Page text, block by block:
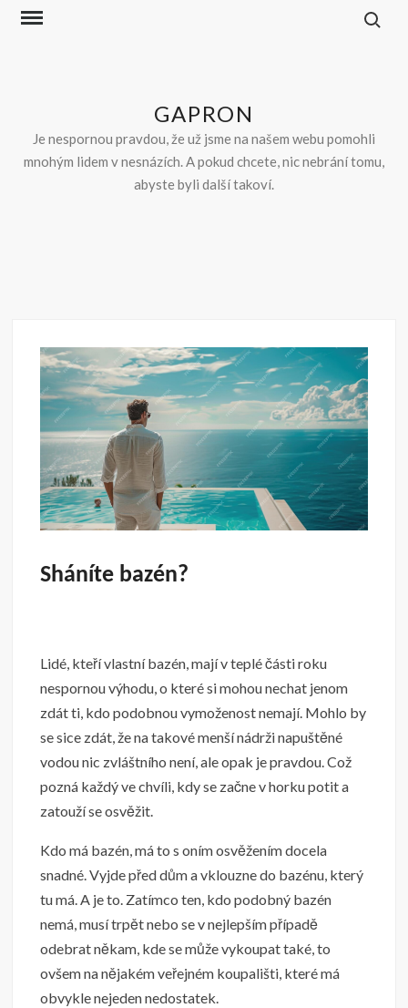
Skip
GAPRON
Je nespornou pravdou, že už jsme na našem webu pomohli
mnohým lidem v nesnázích. A pokud chcete, nic nebrání tomu,
abyste byli další takoví.
Sháníte bazén?
Lidé, kteří vlastní bazén, mají v teplé části roku
nespornou výhodu, o které si mohou nechat jenom
zdát ti, kdo podobnou vymoženost nemají. Mohlo by
se sice zdát, že na takové menší nádrži napuštěné
vodou nic zvláštního není, ale opak je pravdou. Což
pozná každý ve chvíli, kdy se začne v horku potit a
zatouží se osvěžit.
Kdo má bazén, má to s oním osvěžením docela
snadné. Vyjde před dům a vklouzne do bazénu, který
tu má. A je to. Zatímco ten, kdo podobný bazén
nemá, musí trpět nebo se v nejlepším případě
odebrat někam, kde se může vykoupat také, to
ovšem na nějakém veřejném koupališti, které má
obvykle nejeden nedostatek.